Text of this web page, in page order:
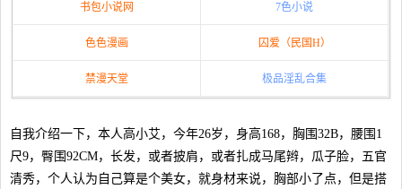
书包小说网 7色小说
色色漫画 囚爱（民国H）
禁漫天堂 极品淫乱合集
自我介绍一下，本人高小艾，今年26岁，身高168，胸围32B，腰围1
尺9，臀围92CM，长发，或者披肩，或者扎成马尾辫，瓜子脸，五官
清秀，个人认为自己算是个美女，就身材来说，胸部小了点，但是搭